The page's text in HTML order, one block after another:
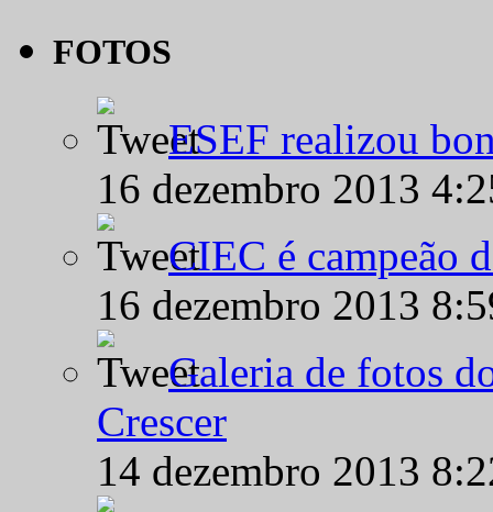
FOTOS
ESEF realizou
16 dezembro 2013
CIEC é campeão
16 dezembro 2013
Galeria de fotos
Crescer
14 dezembro 2013